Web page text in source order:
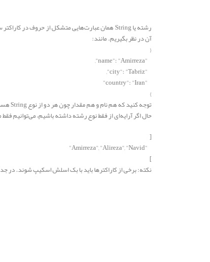
آن در نظر بگیریم. مانند:
{
"name": "Amirreza",
"city": "Tabriz",
"country": "Iran"
}
توجه کنید که هم نام و هم مقدار چون هر دو از نوع String هستند، باید داخل دو علامت دابل کوتیشن " " قرار دهیم. نام با استفاده از یک کاراکتر دو نقطه : در خارج از دابل کوتیشن، از مقدار جدا می‌شود.
حال اگر آرایه‌ای از فقط نوع رشته داشته باشیم، می‌توانیم فقط
[
"Amirreza", "Alireza", "Navid"
]
نکته: برخی از کاراکترها باید با بک اسلش اسکیپ شوند. در